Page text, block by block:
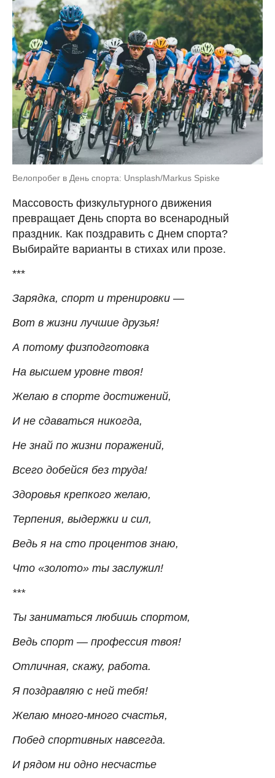
Велопробег в День спорта: Unsplash/Markus Spiske
Массовость физкультурного движения
превращает День спорта во всенародный
праздник. Как поздравить с Днем спорта?
Выбирайте варианты в стихах или прозе.
***
Зарядка, спорт и тренировки —
Вот в жизни лучшие друзья!
А потому физподготовка
На высшем уровне твоя!
Желаю в спорте достижений,
И не сдаваться никогда,
Не знай по жизни поражений,
Всего добейся без труда!
Здоровья крепкого желаю,
Терпения, выдержки и сил,
Ведь я на сто процентов знаю,
Что «золото» ты заслужил!
***
Ты заниматься любишь спортом,
Ведь спорт — профессия твоя!
Отличная, скажу, работа.
Я поздравляю с ней тебя!
Желаю много-много счастья,
Побед спортивных навсегда.
И рядом ни одно несчастье